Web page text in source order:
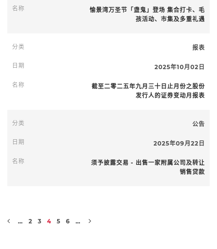
愉景湾万圣节「盏鬼」登场 集合打卡、毛
孩活动、市集及多重礼遇
报表
2025年10月02日
截至二零二五年九月三十日止月份之股份
发行人的证券变动月报表
公告
2025年09月22日
须予披露交易 - 出售一家附属公司及转让
销售贷款
… 2 3 4 5 6 …